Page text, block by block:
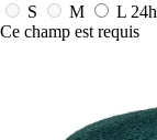
S
M L 24h
Ce champ est requis